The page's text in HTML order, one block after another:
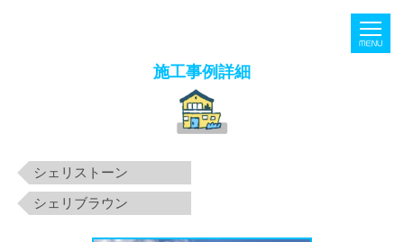
施工事例詳細
シェリストーン
シェリブラウン